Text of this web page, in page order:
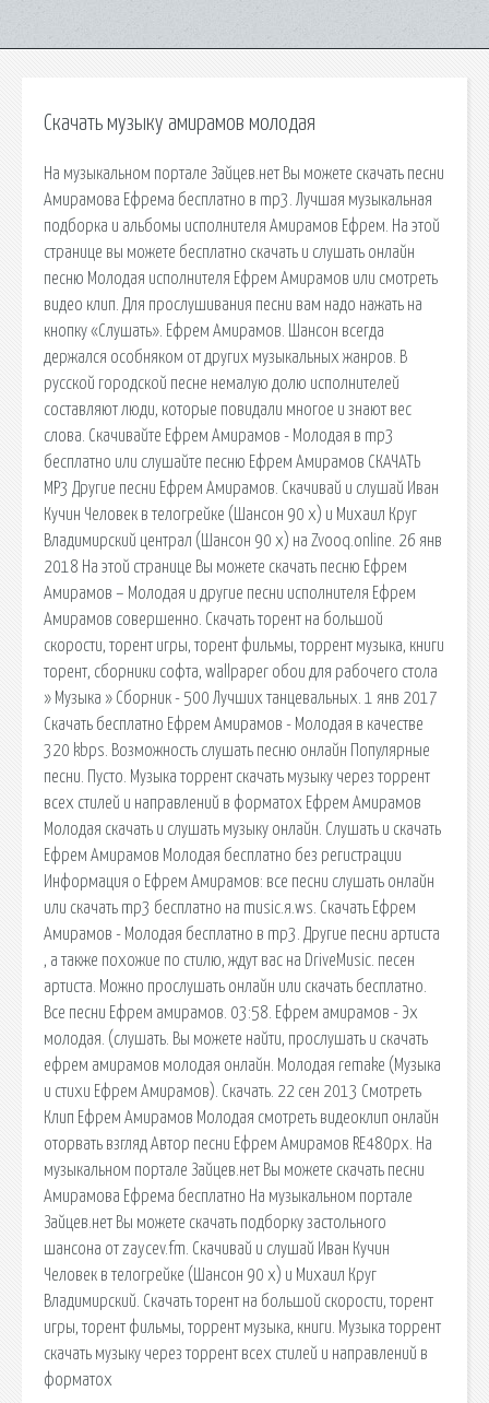
Скачать музыку амирамов молодая
На музыкальном портале Зайцев.нет Вы можете скачать песни
Амирамова Ефрема бесплатно в mp3. Лучшая музыкальная
подборка и альбомы исполнителя Амирамов Ефрем. На этой
странице вы можете бесплатно скачать и слушать онлайн
песню Молодая исполнителя Ефрем Амирамов или смотреть
видео клип. Для прослушивания песни вам надо нажать на
кнопку «Слушать». Ефрем Амирамов. Шансон всегда
держался особняком от других музыкальных жанров. В
русской городской песне немалую долю исполнителей
составляют люди, которые повидали многое и знают вес
слова. Скачивайте Ефрем Амирамов - Молодая в mp3
бесплатно или слушайте песню Ефрем Амирамов СКАЧАТЬ
MP3 Другие песни Ефрем Амирамов. Скачивай и слушай Иван
Кучин Человек в телогрейке (Шансон 90 х) и Михаил Круг
Владимирский централ (Шансон 90 х) на Zvooq.online. 26 янв
2018 На этой странице Вы можете скачать песню Ефрем
Амирамов – Молодая и другие песни исполнителя Ефрем
Амирамов совершенно. Скачать торент на большой
скорости, торент игры, торент фильмы, торрент музыка, книги
торент, сборники софта, wallpaper обои для рабочего стола
» Музыка » Сборник - 500 Лучших танцевальных. 1 янв 2017
Скачать бесплатно Ефрем Амирамов - Молодая в качестве
320 kbps. Возможность слушать песню онлайн Популярные
песни. Пусто. Музыка торрент скачать музыку через торрент
всех стилей и направлений в форматох Ефрем Амирамов
Молодая скачать и слушать музыку онлайн. Cлушать и скачать
Ефрем Амирамов Молодая бесплатно без регистрации
Информация о Ефрем Амирамов: все песни слушать онлайн
или скачать mp3 бесплатно на music.я.ws. Скачать Ефрем
Амирамов - Молодая бесплатно в mp3. Другие песни артиста
, а также похожие по стилю, ждут вас на DriveMusic. песен
артиста. Можно прослушать онлайн или скачать бесплатно.
Все песни Ефрем амирамов. 03:58. Ефрем амирамов - Эх
молодая. (слушать. Вы можете найти, прослушать и скачать
ефрем амирамов молодая онлайн. Молодая remake (Музыка
и стихи Ефрем Амирамов). Скачать. 22 сен 2013 Смотреть
Клип Ефрем Амирамов Молодая смотреть видеоклип онлайн
оторвать взгляд Автор песни Ефрем Амирамов RE480px. На
музыкальном портале Зайцев.нет Вы можете скачать песни
Амирамова Ефрема бесплатно На музыкальном портале
Зайцев.нет Вы можете скачать подборку застольного
шансона от zaycev.fm. Скачивай и слушай Иван Кучин
Человек в телогрейке (Шансон 90 х) и Михаил Круг
Владимирский. Скачать торент на большой скорости, торент
игры, торент фильмы, торрент музыка, книги. Музыка торрент
скачать музыку через торрент всех стилей и направлений в
форматох